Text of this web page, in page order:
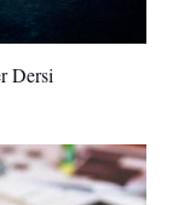
Dersi